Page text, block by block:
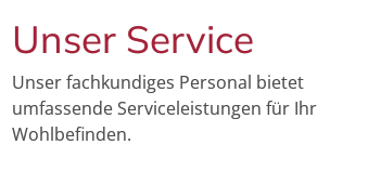
Unser Service
Unser fachkundiges Personal bietet
umfassende Serviceleistungen für Ihr
Wohlbefinden.